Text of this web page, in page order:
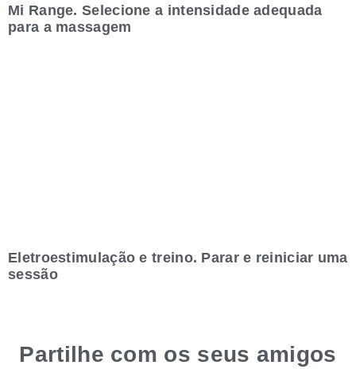
Mi Range. Selecione a intensidade adequada
para a massagem
Eletroestimulação e treino. Parar e reiniciar uma
sessão
Partilhe com os seus amigos